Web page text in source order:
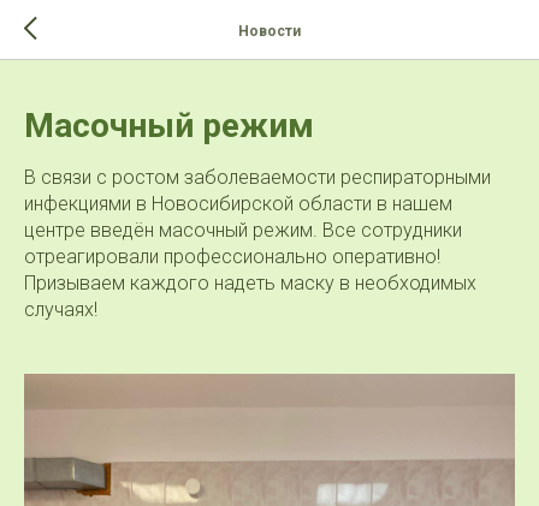
Новости
Масочный режим
В связи с ростом заболеваемости респираторными
инфекциями в Новосибирской области в нашем
центре введён масочный режим. Все сотрудники
отреагировали профессионально оперативно!
Призываем каждого надеть маску в необходимых
случаях!